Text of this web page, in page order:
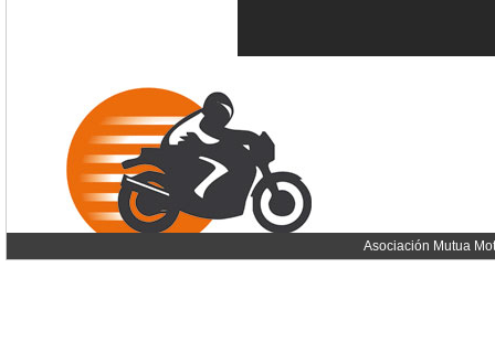
Asociación Mutua